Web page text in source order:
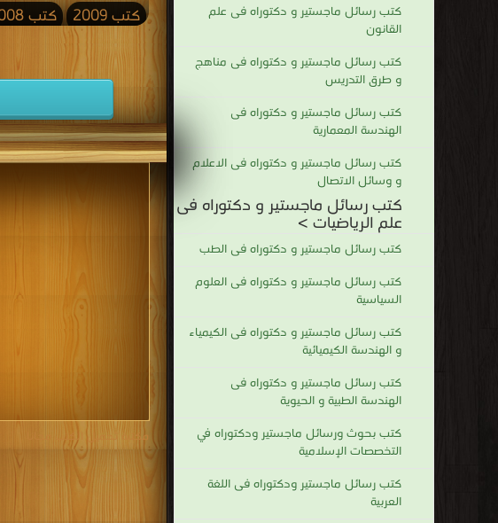
كتب رسائل ماجستير و دكتوراه فى علم
القانون
كتب رسائل ماجستير و دكتوراه فى مناهج
و طرق التدريس
كتب رسائل ماجستير و دكتوراه فى
الهندسة المعمارية
كتب رسائل ماجستير و دكتوراه فى الاعلام
و وسائل الاتصال
كتب رسائل ماجستير و دكتوراه فى
علم الرياضيات >
كتب رسائل ماجستير و دكتوراه فى الطب
كتب رسائل ماجستير و دكتوراه فى العلوم
السياسية
كتب رسائل ماجستير و دكتوراه فى الكيمياء
و الهندسة الكيميائية
كتب رسائل ماجستير و دكتوراه فى
الهندسة الطبية و الحيوية
كتب بحوث ورسائل ماجستير ودكتوراه في
التخصصات الإسلامية
كتب رسائل ماجستير ودكتوراه فى اللغة
العربية
كتب 2009
كتب 2008
كتب 2001
كتب 1992
كتب 1991
كتب 1983
كتب 1982
كتب 1974
كتب 1973
كتب 1956
كتب 1955
مكتبة تحميل الكتب مجانا